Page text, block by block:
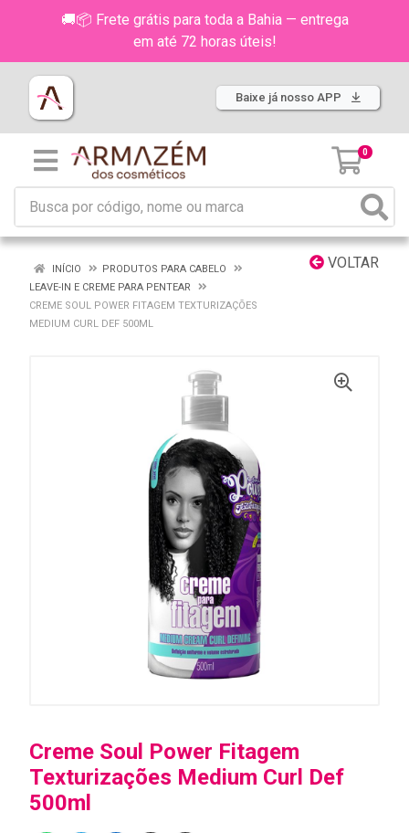
🚚📦 Frete grátis para toda a Bahia — entrega
em até 72 horas úteis!
Baixe já nosso APP
0
VOLTAR
INÍCIO
PRODUTOS PARA CABELO
LEAVE-IN E CREME PARA PENTEAR
CREME SOUL POWER FITAGEM TEXTURIZAÇÕES
MEDIUM CURL DEF 500ML
Creme Soul Power Fitagem
Texturizações Medium Curl Def
500ml